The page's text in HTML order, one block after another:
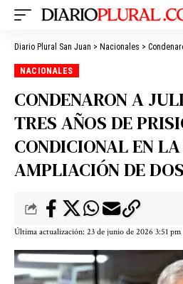
Diario Plural San Juan > Nacionales > Condenaron a Julio De
NACIONALES
CONDENARON A
TRES AÑOS DE
CONDICIONAL EN
AMPLIACIÓN DE
Última actualización: 23 de junio de 2026 3:51 pm